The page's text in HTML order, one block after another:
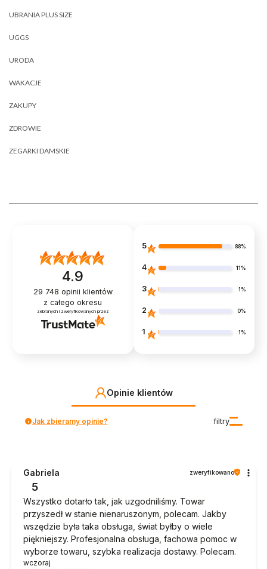
UBRANIA PLUS SIZE
UGGS
URODA
WAKACJE
ZAKUPY
ZDROWIE
ZEGARKI DAMSKIE
4.9
29 748 opinii klientów
z całego okresu
zebranych i zweryfikowanych przez
5 88%
4 11%
3 1%
2 0%
1 1%
Opinie klientów
filtry
Jak zbieramy opinie?
Gabriela zweryfikowano
5
Wszystko dotarło tak, jak uzgodniliśmy. Towar
przyszedł w stanie nienaruszonym, polecam. Jakby
wszędzie była taka obsługa, świat byłby o wiele
piękniejszy. Profesjonalna obsługa, fachowa pomoc w
wyborze towaru, szybka realizacja dostawy. Polecam.
wczoraj